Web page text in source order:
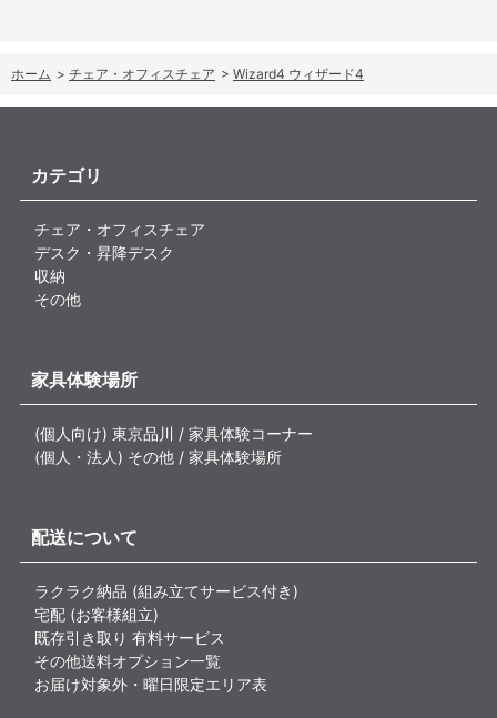
ホーム > チェア・オフィスチェア > Wizard4 ウィザード4
カテゴリ
チェア・オフィスチェア
デスク・昇降デスク
収納
その他
家具体験場所
(個人向け) 東京品川 / 家具体験コーナー
(個人・法人) その他 / 家具体験場所
配送について
ラクラク納品 (組み立てサービス付き)
宅配 (お客様組立)
既存引き取り 有料サービス
その他送料オプション一覧
お届け対象外・曜日限定エリア表